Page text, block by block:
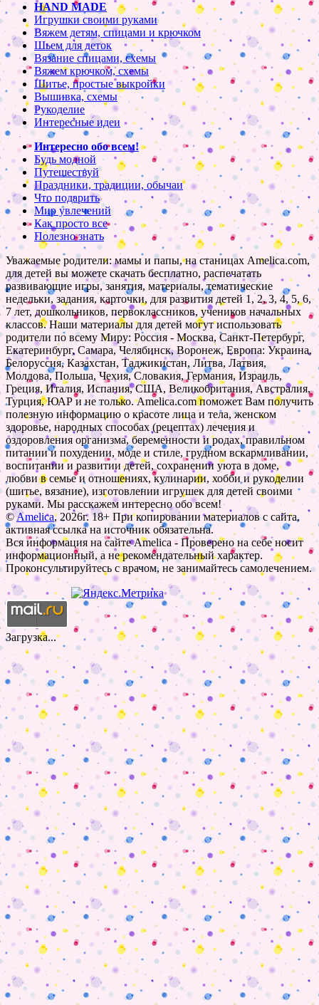
HAND MADE
Игрушки своими руками
Вяжем детям, спицами и крючком
Шьем для деток
Вязание спицами, схемы
Вяжем крючком, схемы
Шитье, простые выкройки
Вышивка, схемы
Рукоделие
Интересные идеи
Интересно обо всем!
Будь модной
Путешествуй
Праздники, традиции, обычаи
Что подарить
Мир увлечений
Как просто все
Полезно знать
Уважаемые родители: мамы и папы, на станицах Amelica.com,
для детей вы можете скачать бесплатно, распечатать
развивающие игры, занятия, материалы, тематические
недельки, задания, карточки, для развития детей 1, 2, 3, 4, 5, 6,
7 лет, дошкольников, первоклассников, учеников начальных
классов. Наши материалы для детей могут использовать
родители по всему Миру: Россия - Москва, Санкт-Петербург,
Екатеринбург, Самара, Челябинск, Воронеж, Европа: Украина,
Белоруссия, Казахстан, Таджикистан, Литва, Латвия,
Молдова, Польша, Чехия, Словакия, Германия, Израиль,
Греция, Италия, Испания, США, Великобритания, Австралия,
Турция, ЮАР и не только. Amelica.com поможет Вам получить
полезную информацию о красоте лица и тела, женском
здоровье, народных способах (рецептах) лечения и
оздоровления организма, беременности и родах, правильном
питании и похудении, моде и стиле, грудном вскармливании,
воспитании и развитии детей, сохранении уюта в доме,
любви в семье и отношениях, кулинарии, хобби и рукоделии
(шитье, вязание), изготовлении игрушек для детей своими
руками. Мы расскажем интересно обо всем!
©Amelica, 2026г. 18+ При копировании материалов с сайта,
активная ссылка на источник обязательна.
Вся информация на сайте Amelica - Проверено на себе носит
информационный, а не рекомендательный характер.
Проконсультируйтесь с врачом, не занимайтесь самолечением.
Загрузка...